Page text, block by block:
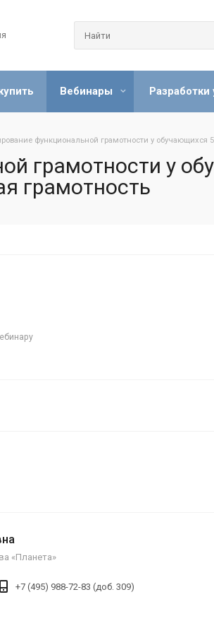
Вебинары Разработки
функциональной грамотности у обучающихся
грамотности у
грамотность
«Планета»
+7 (495) 988-72-83 (доб. 309)